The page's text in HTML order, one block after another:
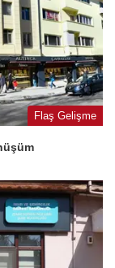
Flaş Gelişme